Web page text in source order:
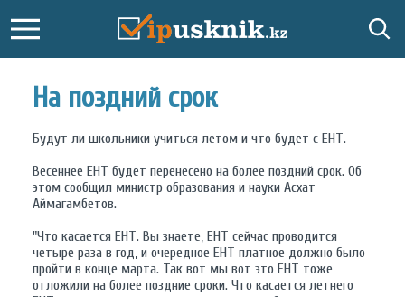
На поздний срок
Будут ли школьники учиться летом и что будет с ЕНТ.
Весеннее ЕНТ будет перенесено на более поздний срок. Об
этом сообщил министр образования и науки Асхат
Аймагамбетов.
"Что касается ЕНТ. Вы знаете, ЕНТ сейчас проводится
четыре раза в год, и очередное ЕНТ платное должно было
пройти в конце марта. Так вот мы вот это ЕНТ тоже
отложили на более поздние сроки. Что касается летнего